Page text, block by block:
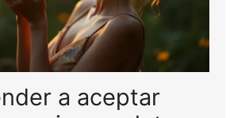
a aceptar